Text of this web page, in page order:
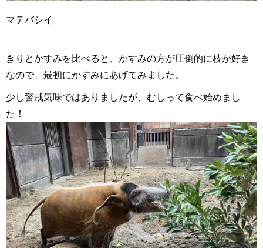
マテバシイ
きりとかすみを比べると、かすみの方が圧倒的に枝が好き
なので、最初にかすみにあげてみました。
少し警戒気味ではありましたが、むしって食べ始めまし
た！